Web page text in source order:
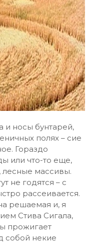
и носы бунтарей,
полях – сие
Гораздо
или что-то еще,
массивы.
не годятся – с
рассеивается.
решаемая и, я
Стива Сигала,
прожигает
собой некие